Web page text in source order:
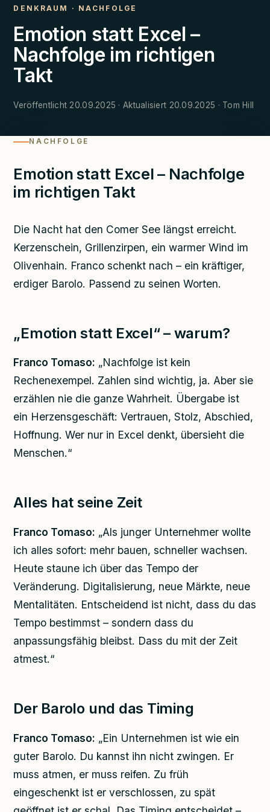
DENKRAUM · NACHFOLGE
Emotion statt Excel –
Nachfolge im richtigen
Takt
Veröffentlicht 20.09.2025 · Aktualisiert 20.09.2025 · Tom Hill
NACHFOLGE
Emotion statt Excel – Nachfolge
im richtigen Takt
Die Nacht hat den Comer See längst erreicht.
Kerzenschein, Grillenzirpen, ein warmer Wind im
Olivenhain. Franco schenkt nach – ein kräftiger,
erdiger Barolo. Passend zu seinen Worten.
„Emotion statt Excel“ – warum?
Franco Tomaso: „Nachfolge ist kein
Rechenexempel. Zahlen sind wichtig, ja. Aber sie
erzählen nie die ganze Wahrheit. Übergabe ist
ein Herzensgeschäft: Vertrauen, Stolz, Abschied,
Hoffnung. Wer nur in Excel denkt, übersieht die
Menschen.“
Alles hat seine Zeit
Franco Tomaso: „Als junger Unternehmer wollte
ich alles sofort: mehr bauen, schneller wachsen.
Heute staune ich über das Tempo der
Veränderung. Digitalisierung, neue Märkte, neue
Mentalitäten. Entscheidend ist nicht, dass du das
Tempo bestimmst – sondern dass du
anpassungsfähig bleibst. Dass du mit der Zeit
atmest.“
Der Barolo und das Timing
Franco Tomaso: „Ein Unternehmen ist wie ein
guter Barolo. Du kannst ihn nicht zwingen. Er
muss atmen, er muss reifen. Zu früh
eingeschenkt ist er verschlossen, zu spät